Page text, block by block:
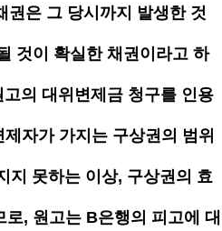
권은 그 당시까지 발생한 것
것이 확실한 채권이라고 하
의 대위변제금 청구를 인용
자가 가지는 구상권의 범위
지 못하는 이상, 구상권의 효
, 원고는 B은행의 피고에 대